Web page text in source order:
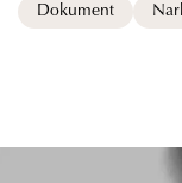
Dokument